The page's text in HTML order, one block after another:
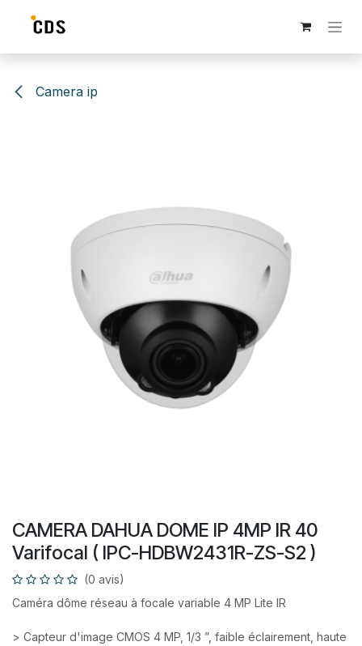
Camera ip
CAMERA DAHUA DOME IP 4MP IR 40
Varifocal ( IPC-HDBW2431R-ZS-S2 )
(0 avis)
Caméra dôme réseau à focale variable 4 MP Lite IR
> Capteur d'image CMOS 4 MP, 1/3 ”, faible éclairement, haute